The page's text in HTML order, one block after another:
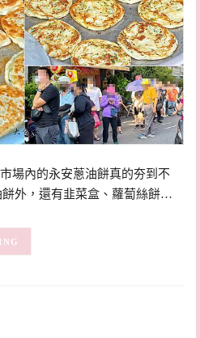
場內的永安蔥油餅真的夯到不
外，還有韭菜盒、蘿蔔絲餅…